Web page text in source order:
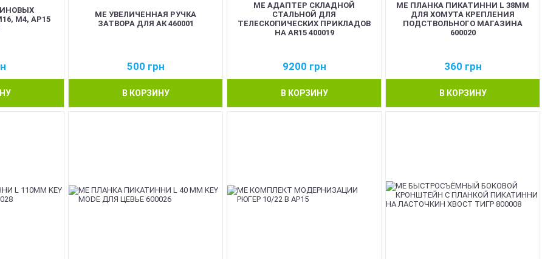
М4, АР15
ME УВЕЛИЧЕННАЯ РУЧКА
ЗАТВОРА ДЛЯ АК 460001
500 грн
В КОРЗИНУ
ME АДАПТЕР СКЛАДНОЙ
СТАЛЬНОЙ ДЛЯ
ТЕЛЕСКОПИЧЕСКИХ ПРИКЛАДОВ
НА AR15 400019
9200 грн
В КОРЗИНУ
ME ПЛАНКА ПИКАТИННИ L 38ММ
ДЛЯ ХОМУТА КРЕПЛЕНИЯ
ПОДСТВОЛЬНОГО МАГАЗИНА
600020
360 грн
В КОРЗИНУ